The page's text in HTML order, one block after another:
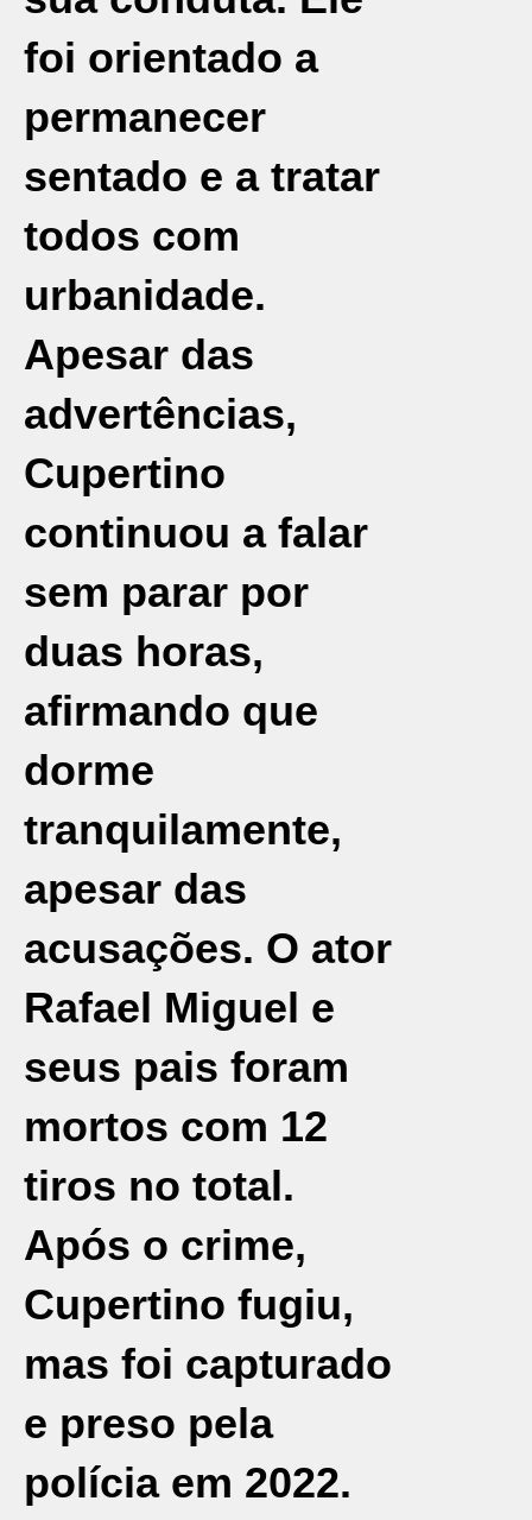
foi orientado a
permanecer
sentado e a tratar
todos com
urbanidade.
Apesar das
advertências,
Cupertino
continuou a falar
sem parar por
duas horas,
afirmando que
dorme
tranquilamente,
apesar das
acusações. O ator
Rafael Miguel e
seus pais foram
mortos com 12
tiros no total.
Após o crime,
Cupertino fugiu,
mas foi capturado
e preso pela
polícia em 2022.